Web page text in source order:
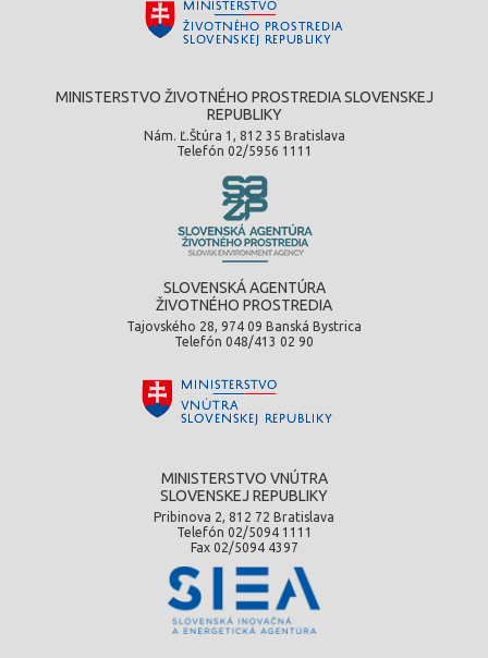
MINISTERSTVO ŽIVOTNÉHO PROSTREDIA SLOVENSKEJ
REPUBLIKY
Nám. Ľ.Štúra 1, 812 35 Bratislava
Telefón 02/5956 1111
SLOVENSKÁ AGENTÚRA
ŽIVOTNÉHO PROSTREDIA
Tajovského 28, 974 09 Banská Bystrica
Telefón 048/413 02 90
MINISTERSTVO VNÚTRA
SLOVENSKEJ REPUBLIKY
Pribinova 2, 812 72 Bratislava
Telefón 02/5094 1111
Fax 02/5094 4397